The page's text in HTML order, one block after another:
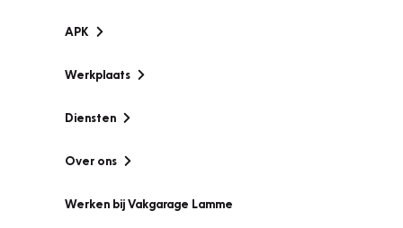
APK
Werkplaats
Diensten
Over ons
Werken bij Vakgarage Lamme